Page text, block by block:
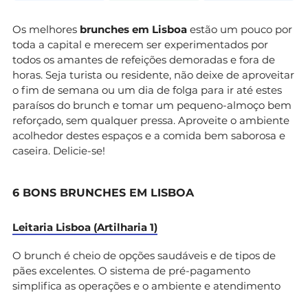
Os melhores brunches em Lisboa estão um pouco por
toda a capital e merecem ser experimentados por
todos os amantes de refeições demoradas e fora de
horas. Seja turista ou residente, não deixe de aproveitar
o fim de semana ou um dia de folga para ir até estes
paraísos do brunch e tomar um pequeno-almoço bem
reforçado, sem qualquer pressa. Aproveite o ambiente
acolhedor destes espaços e a comida bem saborosa e
caseira. Delicie-se!
6 BONS BRUNCHES EM LISBOA
Leitaria Lisboa (Artilharia 1)
O brunch é cheio de opções saudáveis e de tipos de
pães excelentes. O sistema de pré-pagamento
simplifica as operações e o ambiente e atendimento